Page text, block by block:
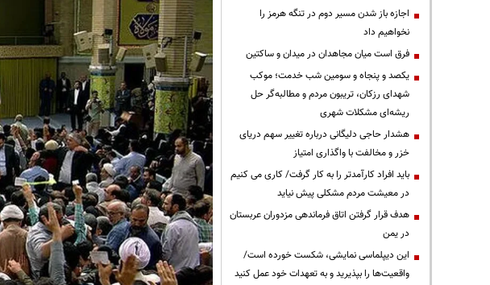
اجازه باز شدن مسیر دوم در تنگه هرمز را
نخواهیم داد
فرق است میان مجاهدان در میدان و ساکتین
یکصد و پنجاه و سومین شب خدمت؛ موکب
شهدای رزکان، تریبون مردم و مطالبه‌گر حل
ریشه‌ای مشکلات شهری
هشدار حاجی دلیگانی درباره تغییر سهم دریای
خزر و مخالفت با واگذاری امتیاز
باید افراد کارآمدتر را به کار گرفت/ کاری می کنیم
در معیشت مردم مشکلی پیش نیاید
هدف قرار گرفتن اتاق‌ فرماندهی مزدوران عربستان
در یمن
این دیپلماسی نمایشی، شکست خورده است/
واقعیت‌ها را بپذیرید و به تعهدات خود عمل کنید